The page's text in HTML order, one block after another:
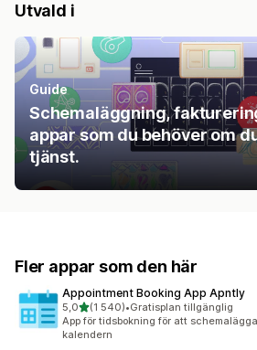
Utvald i
Guide
Schemaläggning,
appar som du behöver om
tjänst.
Fler appar som den här
Appointment Booking App Apntly
5,0av 5 stjärnor
(1 540)
1540 recensioner totalt
•Gratisplan tillgänglig
App för tidsbokning för att
kalendern